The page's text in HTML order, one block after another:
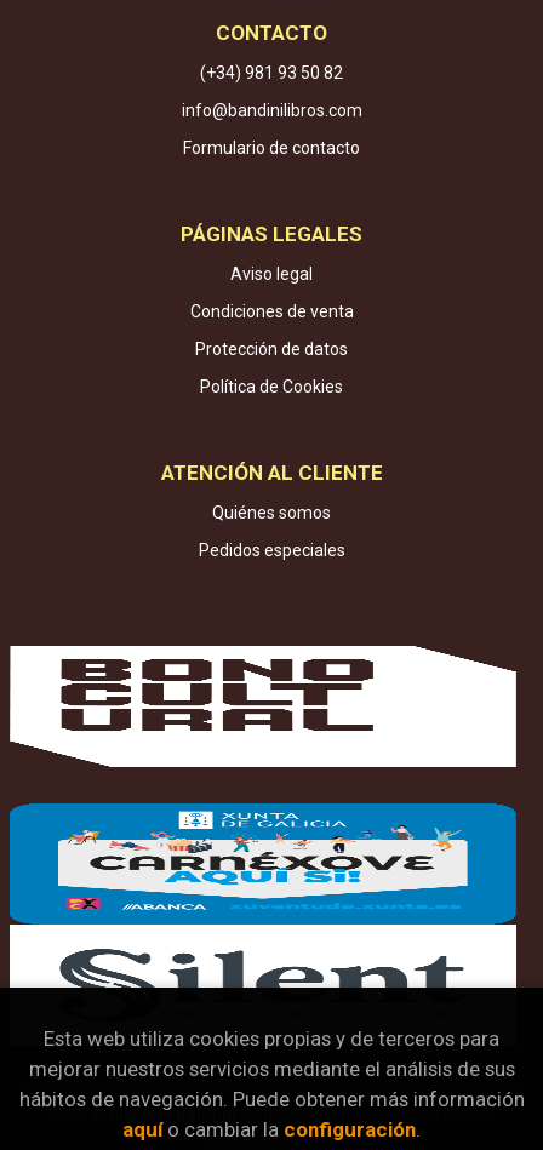
CONTACTO
(+34) 981 93 50 82
info@bandinilibros.com
Formulario de contacto
PÁGINAS LEGALES
Aviso legal
Condiciones de venta
Protección de datos
Política de Cookies
ATENCIÓN AL CLIENTE
Quiénes somos
Pedidos especiales
Librería Bandini
Grupo Trevenque
Esta web utiliza cookies propias y de terceros para
mejorar nuestros servicios mediante el análisis de sus
hábitos de navegación. Puede obtener más información
aquío cambiar la configuración.